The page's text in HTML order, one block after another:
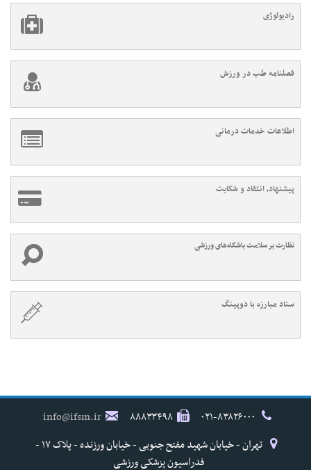
رادیولوژی
فصلنامه طب در ورزش
اطلاعات خدمات درمانی
پیشنهاد، انتقاد و شکایت
نظارت بر سلامت باشگاه‌های ورزشی
ستاد مبارزه با دوپینگ
۸۸۸۳۳۴۹۸
info@ifsm.ir
تهران - خیابان شهید مفتح جنوبی - خیابان ورزنده - پلاک ۱۷ -
فدراسیون پزشکی ورزشی